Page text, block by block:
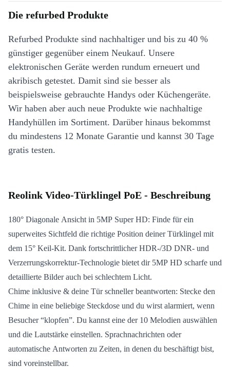
Die refurbed Produkte
Refurbed Produkte sind nachhaltiger und bis zu 40 %
günstiger gegenüber einem Neukauf. Unsere
elektronischen Geräte werden rundum erneuert und
akribisch getestet. Damit sind sie besser als
beispielsweise gebrauchte Handys oder Küchengeräte.
Wir haben aber auch neue Produkte wie nachhaltige
Handyhüllen im Sortiment. Darüber hinaus bekommst
du mindestens 12 Monate Garantie und kannst 30 Tage
gratis testen.
Reolink Video-Türklingel PoE - Beschreibung
180° Diagonale Ansicht in 5MP Super HD: Finde für ein
superweites Sichtfeld die richtige Position deiner Türklingel mit
dem 15° Keil-Kit. Dank fortschrittlicher HDR-/3D DNR- und
Verzerrungskorrektur-Technologie bietet dir 5MP HD scharfe und
detaillierte Bilder auch bei schlechtem Licht.
Chime inklusive & deine Tür schneller beantworten: Stecke den
Chime in eine beliebige Steckdose und du wirst alarmiert, wenn
Besucher “klopfen”. Du kannst eine der 10 Melodien auswählen
und die Lautstärke einstellen. Sprachnachrichten oder
automatische Antworten zu Zeiten, in denen du beschäftigt bist,
sind voreinstellbar.